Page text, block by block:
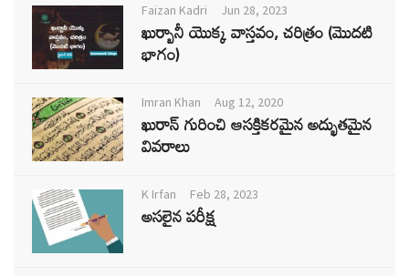
Faizan Kadri Jun 28, 2023
ఖుర్బానీ యొక్క వాస్తవం, చరిత్రం (మొదటి
భాగం)
Imran Khan Aug 12, 2020
ఖురాన్ గురించి ఆసక్తికరమైన అద్భుతమైన
వివరాలు
K Irfan Feb 28, 2023
అసలైన పరీక్ష